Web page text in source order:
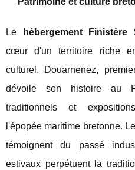
Le hébergement Finistère
cœur d'un territoire riche
culturel. Douarnenez,
dévoile son histoire au
traditionnels et
l'épopée maritime bretonne.
témoignent du passé
estivaux perpétuent la